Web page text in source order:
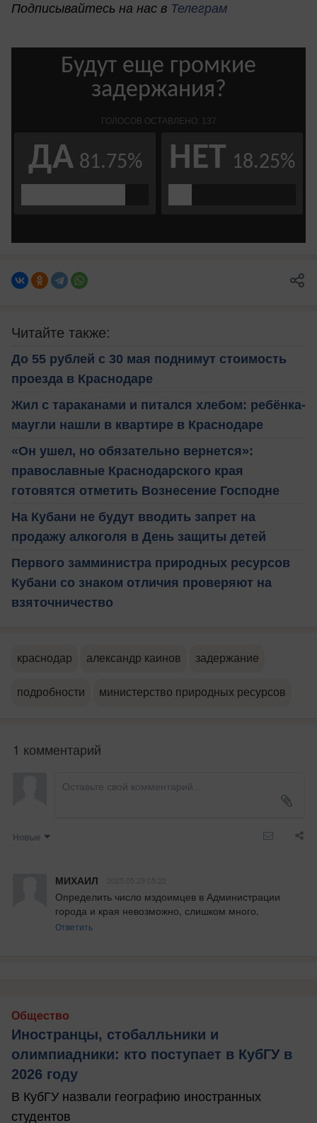
Подписывайтесь на нас в Телеграм
Читайте также:
До 55 рублей с 30 мая поднимут стоимость
проезда в Краснодаре
Жил с тараканами и питался хлебом: ребёнка-
маугли нашли в квартире в Краснодаре
«Он ушел, но обязательно вернется»:
православные Краснодарского края
готовятся отметить Вознесение Господне
На Кубани не будут вводить запрет на
продажу алкоголя в День защиты детей
Первого замминистра природных ресурсов
Кубани со знаком отличия проверяют на
взяточничество
краснодар александр каинов задержание
подробности министерство природных ресурсов
1 комментарий
Новые
МИХАИЛ
Определить число мздоимцев в Администрации
города и края невозможно, слишком много.
Ответить
Общество
Иностранцы, стобалльники и
олимпиадники: кто поступает в КубГУ в
2026 году
В КубГУ назвали географию иностранных
студентов